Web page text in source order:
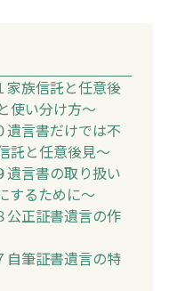
家族信託と任意後
使い分け方〜
遺言書だけでは不
託と任意後見〜
遺言書の取り扱い
するために〜
公正証書遺言の作
自筆証書遺言の特